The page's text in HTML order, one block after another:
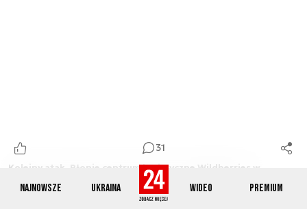
Najnowsze Ukraina Wideo Premium
31
Kolejny atak. Płonie centrum logistyczne Wildberries w
1 min.